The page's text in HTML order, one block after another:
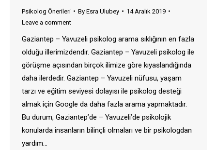
Psikolog Önerileri By Esra Ulubey
14 Aralık 2019
Leave a comment
Gaziantep – Yavuzeli psikolog arama sıklığının en fazla
olduğu illerimizdendir. Gaziantep – Yavuzeli psikolog ile
görüşme açısından birçok ilimize göre kıyaslandığında
daha ilerdedir. Gaziantep – Yavuzeli nüfusu, yaşam
tarzı ve eğitim seviyesi dolayısı ile psikolog desteği
almak için Google da daha fazla arama yapmaktadır.
Bu durum, Gaziantep’de – Yavuzeli’de psikolojik
konularda insanların bilinçli olmaları ve bir psikologdan
yardım…